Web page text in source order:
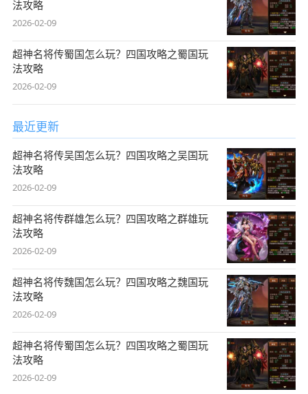
法攻略
2026-02-09
超神名将传蜀国怎么玩？四国攻略之蜀国玩
法攻略
2026-02-09
最近更新
超神名将传吴国怎么玩？四国攻略之吴国玩
法攻略
2026-02-09
超神名将传群雄怎么玩？四国攻略之群雄玩
法攻略
2026-02-09
超神名将传魏国怎么玩？四国攻略之魏国玩
法攻略
2026-02-09
超神名将传蜀国怎么玩？四国攻略之蜀国玩
法攻略
2026-02-09